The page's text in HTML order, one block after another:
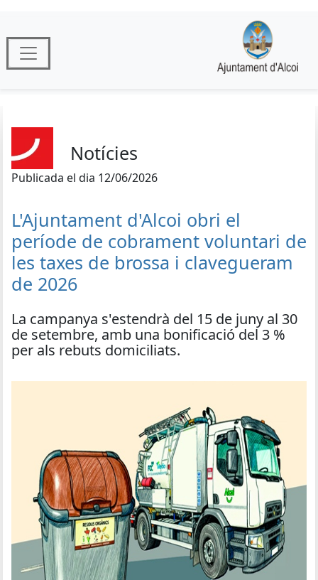
Notícies
Publicada el dia 12/06/2026
L'Ajuntament d'Alcoi obri el
període de cobrament voluntari de
les taxes de brossa i clavegueram
de 2026
La campanya s'estendrà del 15 de juny al 30
de setembre, amb una bonificació del 3 %
per als rebuts domiciliats.